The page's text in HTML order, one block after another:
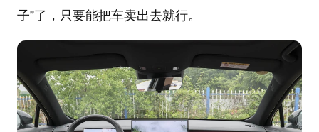
子”了，只要能把车卖出去就行。